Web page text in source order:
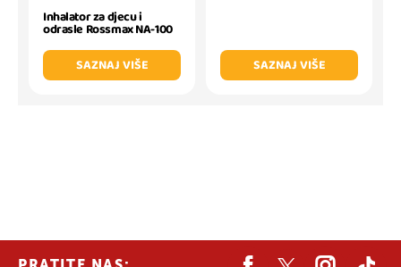
Inhalator za djecu i
odrasle Rossmax NA-100
SAZNAJ VIŠE
SAZNAJ VIŠE